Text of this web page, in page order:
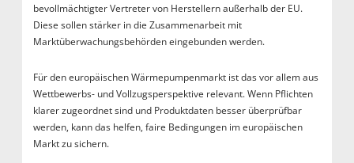
bevollmächtigter Vertreter von Herstellern außerhalb der EU.
Diese sollen stärker in die Zusammenarbeit mit
Marktüberwachungsbehörden eingebunden werden.
Für den europäischen Wärmepumpenmarkt ist das vor allem aus
Wettbewerbs- und Vollzugsperspektive relevant. Wenn Pflichten
klarer zugeordnet sind und Produktdaten besser überprüfbar
werden, kann das helfen, faire Bedingungen im europäischen
Markt zu sichern.